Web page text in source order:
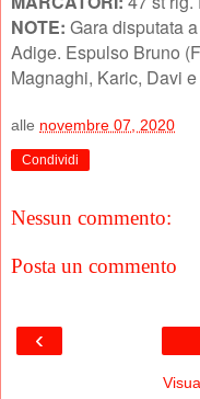
NOTE: Gara disputata
Adige. Espulso Bruno
Magnaghi, Karic, Davi e
alle novembre 07, 2020
Condividi
Nessun commento:
Posta un commento
‹